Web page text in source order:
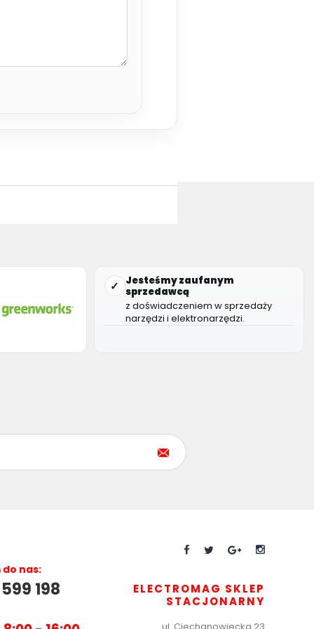
✓
Jesteśmy zaufanym
sprzedawcą
z doświadczeniem w sprzedaży
narzędzi i elektronarzędzi.
nas:
198
ELECTROMAG SKLEP
STACJONARNY